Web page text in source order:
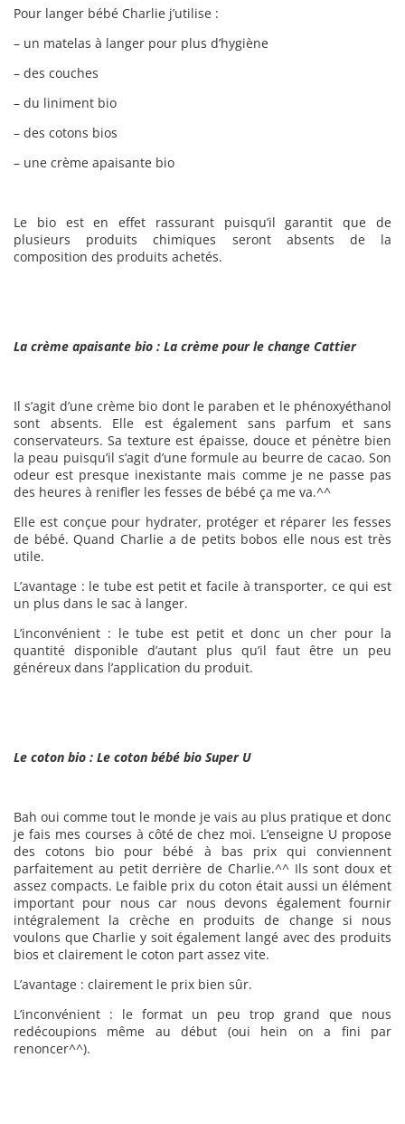
Pour langer bébé Charlie j’utilise :
– un matelas à langer pour plus d’hygiène
– des couches
– du liniment bio
– des cotons bios
– une crème apaisante bio
Le bio est en effet rassurant puisqu’il garantit que de
plusieurs produits chimiques seront absents de la
composition des produits achetés.
La crème apaisante bio : La crème pour le change Cattier
Il s’agit d’une crème bio dont le paraben et le phénoxyéthanol
sont absents. Elle est également sans parfum et sans
conservateurs. Sa texture est épaisse, douce et pénètre bien
la peau puisqu’il s’agit d’une formule au beurre de cacao. Son
odeur est presque inexistante mais comme je ne passe pas
des heures à renifler les fesses de bébé ça me va.^^
Elle est conçue pour hydrater, protéger et réparer les fesses
de bébé. Quand Charlie a de petits bobos elle nous est très
utile.
L’avantage : le tube est petit et facile à transporter, ce qui est
un plus dans le sac à langer.
L’inconvénient : le tube est petit et donc un cher pour la
quantité disponible d’autant plus qu’il faut être un peu
généreux dans l’application du produit.
Le coton bio : Le coton bébé bio Super U
Bah oui comme tout le monde je vais au plus pratique et donc
je fais mes courses à côté de chez moi. L’enseigne U propose
des cotons bio pour bébé à bas prix qui conviennent
parfaitement au petit derrière de Charlie.^^ Ils sont doux et
assez compacts. Le faible prix du coton était aussi un élément
important pour nous car nous devons également fournir
intégralement la crèche en produits de change si nous
voulons que Charlie y soit également langé avec des produits
bios et clairement le coton part assez vite.
L’avantage : clairement le prix bien sûr.
L’inconvénient : le format un peu trop grand que nous
redécoupions même au début (oui hein on a fini par
renoncer^^).